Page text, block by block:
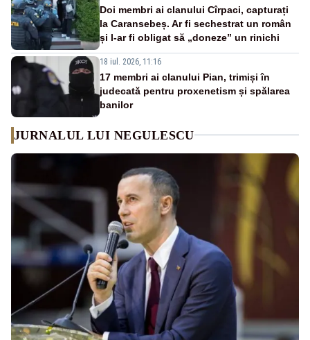
Doi membri ai clanului Cîrpaci, capturați
la Caransebeș. Ar fi sechestrat un român
și l-ar fi obligat să „doneze” un rinichi
18 iul. 2026, 11:16
17 membri ai clanului Pian, trimiși în
judecată pentru proxenetism și spălarea
banilor
JURNALUL LUI NEGULESCU